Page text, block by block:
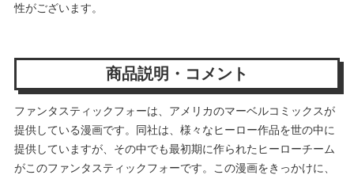
性がございます。
商品説明・コメント
ファンタスティックフォーは、アメリカのマーベルコミックスが
提供している漫画です。同社は、様々なヒーロー作品を世の中に
提供していますが、その中でも最初期に作られたヒーローチーム
がこのファンタスティックフォーです。この漫画をきっかけに、